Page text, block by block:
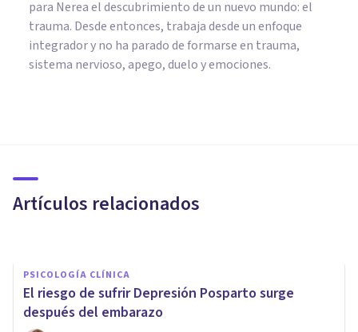
para Nerea el descubrimiento de un nuevo mundo: el
trauma. Desde entonces, trabaja desde un enfoque
integrador y no ha parado de formarse en trauma,
sistema nervioso, apego, duelo y emociones.
Artículos relacionados
querer Carbohidratos
PSICOLOGÍA CLÍNICA
El riesgo de sufrir Depresión Posparto surge
después del embarazo